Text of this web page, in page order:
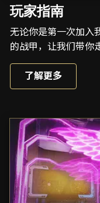
玩家指南
无论你是第一次加入
的战甲，让我们带你
了解更多